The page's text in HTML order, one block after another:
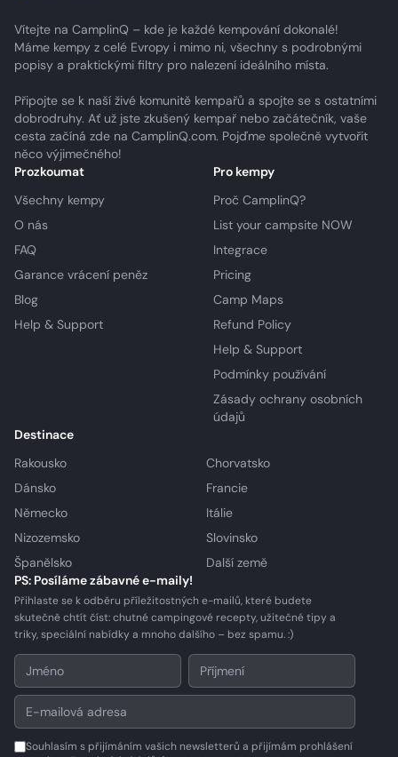
Vítejte na CamplinQ – kde je každé kempování dokonalé!
Máme kempy z celé Evropy i mimo ni, všechny s podrobnými
popisy a praktickými filtry pro nalezení ideálního místa.
Připojte se k naší živé komunitě kempařů a spojte se s ostatními
dobrodruhy. Ať už jste zkušený kempař nebo začátečník, vaše
cesta začíná zde na CamplinQ.com. Pojďme společně vytvořit
něco výjimečného!
Prozkoumat
Všechny kempy
O nás
FAQ
Garance vrácení peněz
Blog
Help & Support
Pro kempy
Proč CamplinQ?
List your campsite NOW
Integrace
Pricing
Camp Maps
Refund Policy
Help & Support
Podmínky používání
Zásady ochrany osobních
údajů
Destinace
Rakousko
Chorvatsko
Dánsko
Francie
Německo
Itálie
Nizozemsko
Slovinsko
Španělsko
Další země
PS: Posíláme zábavné e-maily!
Přihlaste se k odběru příležitostných e-mailů, které budete
skutečně chtít číst: chutné campingové recepty, užitečné tipy a
triky, speciální nabídky a mnoho dalšího – bez spamu. :)
Souhlasím s přijímáním vašich newsletterů a přijímám prohlášení